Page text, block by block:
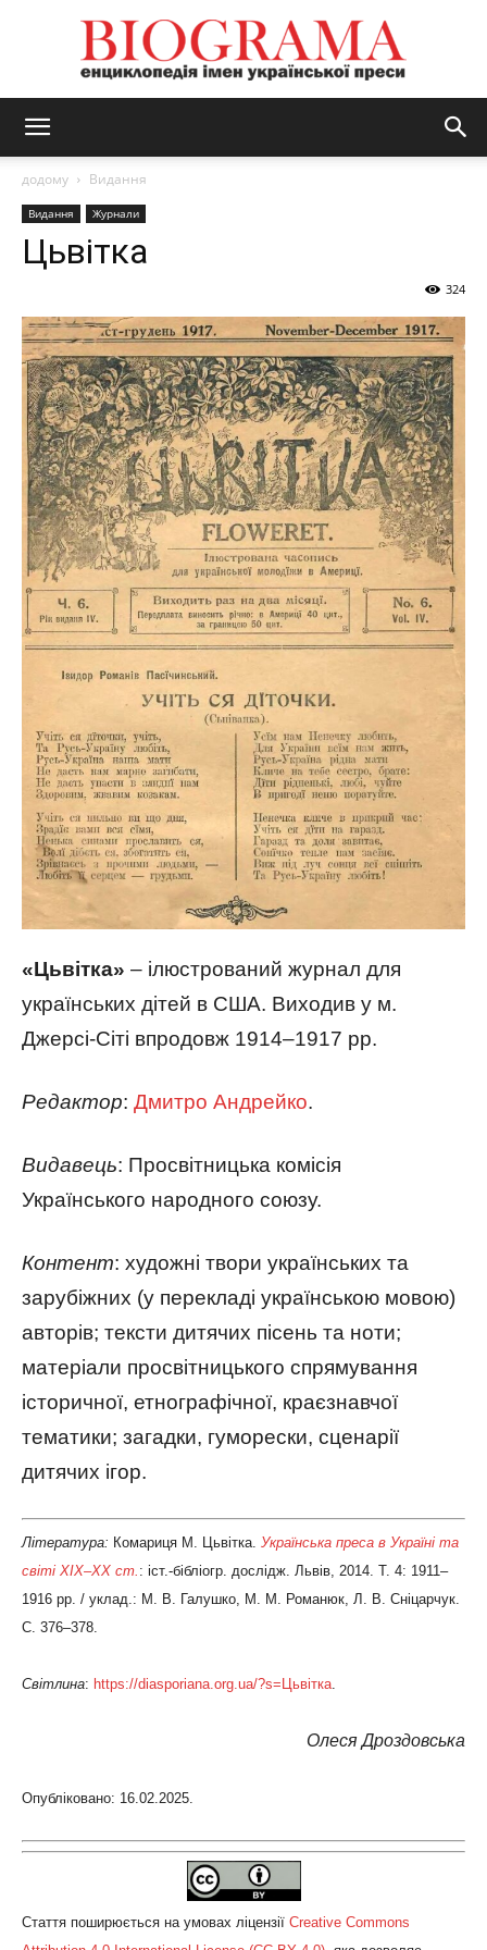
додому Видання
Видання Журнали
Цьвітка
324
«Цьвітка» – ілюстрований журнал для
українських дітей в США. Виходив у м.
Джерсі-Сіті впродовж 1914–1917 рр.
Редактор: Дмитро Андрейко.
Видавець: Просвітницька комісія
Українського народного союзу.
Контент: художні твори українських та
зарубіжних (у перекладі українською мовою)
авторів; тексти дитячих пісень та ноти;
матеріали просвітницького спрямування
історичної, етнографічної, краєзнавчої
тематики; загадки, гуморески, сценарії
дитячих ігор.
Література: Комариця М. Цьвітка. Українська преса в Україні та
світі ХІХ–ХХ ст. : іст.-бібліогр. дослідж. Львів, 2014. Т. 4: 1911–
1916 рр. / уклад.: М. В. Галушко, М. М. Романюк, Л. В. Сніцарчук.
С. 376–378.
Світлина: https://diasporiana.org.ua/?s=Цьвітка.
Олеся Дроздовська
Опубліковано: 16.02.2025.
Стаття поширюється на умовах ліцензії Creative Commons